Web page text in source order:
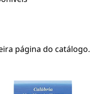
página do catálogo.